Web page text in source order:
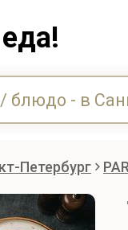
Петербург PAR